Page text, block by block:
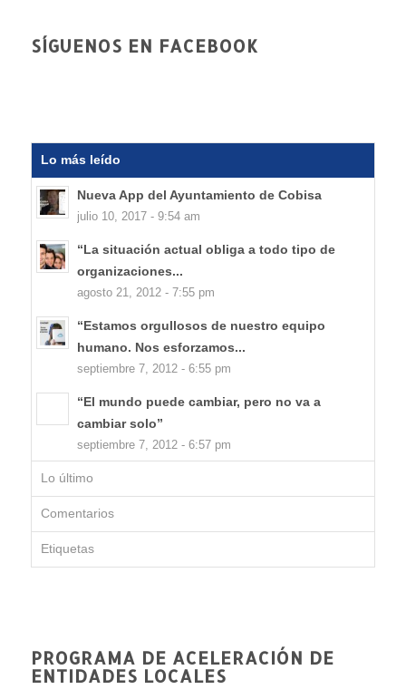
SÍGUENOS EN FACEBOOK
Lo más leído
Nueva App del Ayuntamiento de Cobisa
julio 10, 2017 - 9:54 am
“La situación actual obliga a todo tipo de
organizaciones...
agosto 21, 2012 - 7:55 pm
“Estamos orgullosos de nuestro equipo
humano. Nos esforzamos...
septiembre 7, 2012 - 6:55 pm
“El mundo puede cambiar, pero no va a
cambiar solo”
septiembre 7, 2012 - 6:57 pm
Lo último
Comentarios
Etiquetas
PROGRAMA DE ACELERACIÓN DE
ENTIDADES LOCALES